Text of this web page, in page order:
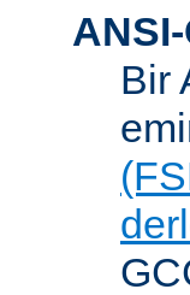
Bir